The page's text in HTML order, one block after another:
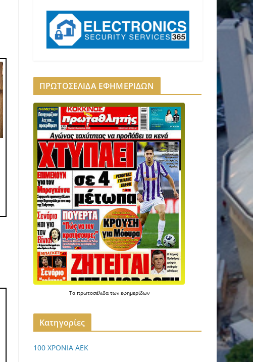
ΠΡΩΤΟΣΕΛΙΔΑ ΕΦΗΜΕΡΙΔΩΝ
Τα πρωτοσέλιδα των εφημερίδων
Kατηγορίες
100 ΧΡΟΝΙΑ ΑΕΚ